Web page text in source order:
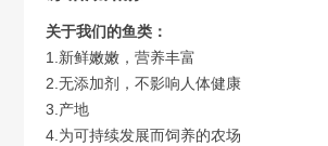
关于我们的鱼类：
1.新鲜嫩嫩，营养丰富
2.无添加剂，不影响人体健康
3.产地
4.为可持续发展而饲养的农场